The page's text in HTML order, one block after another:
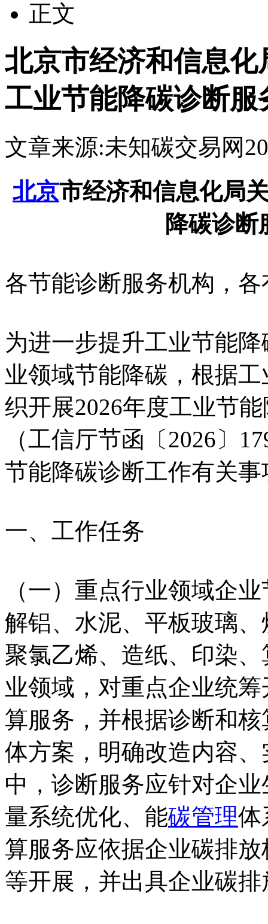
正文
北京市经济和信息化
工业节能降碳诊断服
文章来源:未知碳交易网
北京市经济和信息化局
降碳诊断
各节能诊断服务机构，
为进一步提升工业节能
业领域节能降碳，根据
织开展2026年度工业节
（工信厅节函〔2026〕
节能降碳诊断工作有关
一、工作任务
（一）重点行业领域企
解铝、水泥、平板玻璃
聚氯乙烯、造纸、印染
业领域，对重点企业统
算服务，并根据诊断和
体方案，明确改造内容
中，诊断服务应针对企
量系统优化、能碳管理体
算服务应依据企业碳排
等开展，并出具企业碳